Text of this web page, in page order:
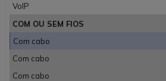
VoIP
COM OU SEM FIOS
Com cabo
Com cabo
Com cabo